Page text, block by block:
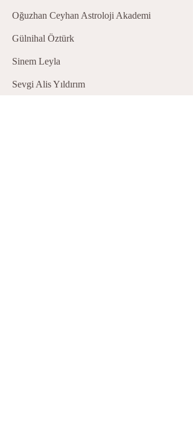
Oğuzhan Ceyhan Astroloji Akademi
Gülnihal Öztürk
Sinem Leyla
Sevgi Alis Yıldırım